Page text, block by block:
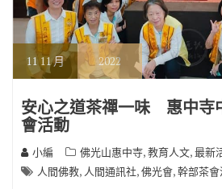
1111 月 2022
安心之道茶禪一味 惠中寺
會活動
小編 佛光山惠中寺,教育人文,最新
人間佛教, 人間通訊社,佛光會,幹部茶